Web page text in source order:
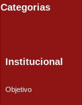
Categorias
Institucional
Objetivo